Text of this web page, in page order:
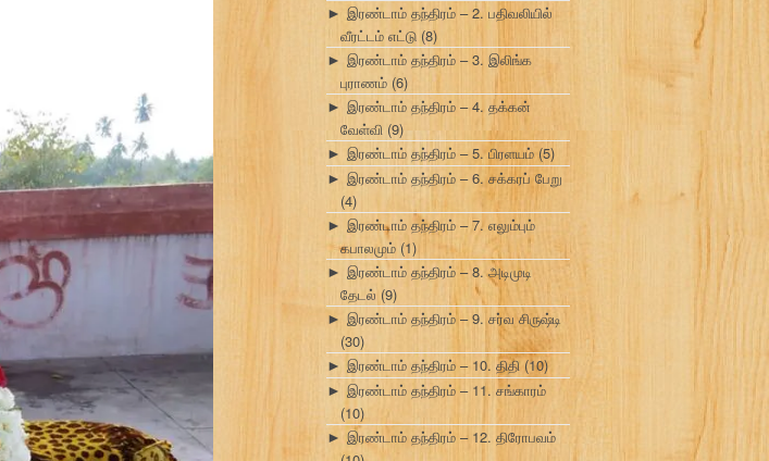
► இரண்டாம் தந்திரம் – 2. பதிவலியில்
வீரட்டம் எட்டு (8)
► இரண்டாம் தந்திரம் – 3. இலிங்க
புராணம் (6)
► இரண்டாம் தந்திரம் – 4. தக்கன்
வேள்வி (9)
► இரண்டாம் தந்திரம் – 5. பிரளயம் (5)
► இரண்டாம் தந்திரம் – 6. சக்கரப் பேறு
(4)
► இரண்டாம் தந்திரம் – 7. எலும்பும்
கபாலமும் (1)
► இரண்டாம் தந்திரம் – 8. அடிமுடி
தேடல் (9)
► இரண்டாம் தந்திரம் – 9. சர்வ சிருஷ்டி
(30)
► இரண்டாம் தந்திரம் – 10. திதி(10)
► இரண்டாம் தந்திரம் – 11. சங்காரம்
(10)
► இரண்டாம் தந்திரம் – 12. திரோபவம்